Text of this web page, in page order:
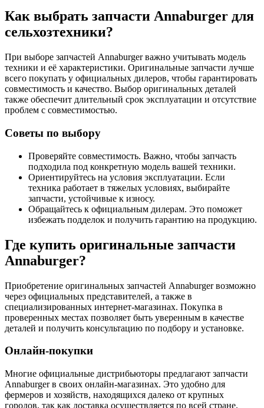
Как выбрать запчасти Annaburger для
сельхозтехники?
При выборе запчастей Annaburger важно учитывать модель
техники и её характеристики. Оригинальные запчасти лучше
всего покупать у официальных дилеров, чтобы гарантировать
совместимость и качество. Выбор оригинальных деталей
также обеспечит длительный срок эксплуатации и отсутствие
проблем с совместимостью.
Советы по выбору
Проверяйте совместимость. Важно, чтобы запчасть
подходила под конкретную модель вашей техники.
Ориентируйтесь на условия эксплуатации. Если
техника работает в тяжелых условиях, выбирайте
запчасти, устойчивые к износу.
Обращайтесь к официальным дилерам. Это поможет
избежать подделок и получить гарантию на продукцию.
Где купить оригинальные запчасти
Annaburger?
Приобретение оригинальных запчастей Annaburger возможно
через официальных представителей, а также в
специализированных интернет-магазинах. Покупка в
проверенных местах позволяет быть уверенным в качестве
деталей и получить консультацию по подбору и установке.
Онлайн-покупки
Многие официальные дистрибьюторы предлагают запчасти
Annaburger в своих онлайн-магазинах. Это удобно для
фермеров и хозяйств, находящихся далеко от крупных
городов, так как доставка осуществляется по всей стране.